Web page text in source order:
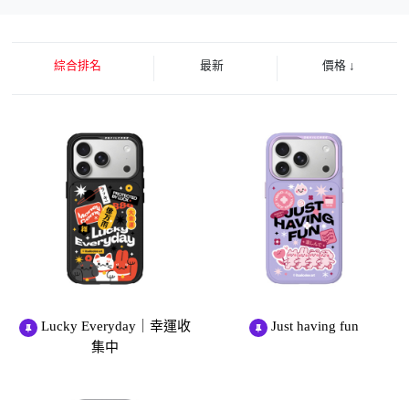
綜合排名 最新 價格 ↓
Lucky Everyday｜幸運收
集中
Just having fun